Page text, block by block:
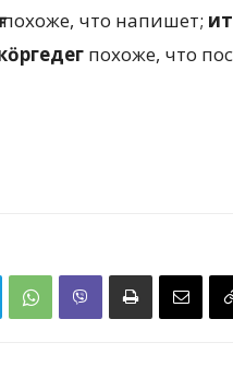
что напишет;
похоже, что